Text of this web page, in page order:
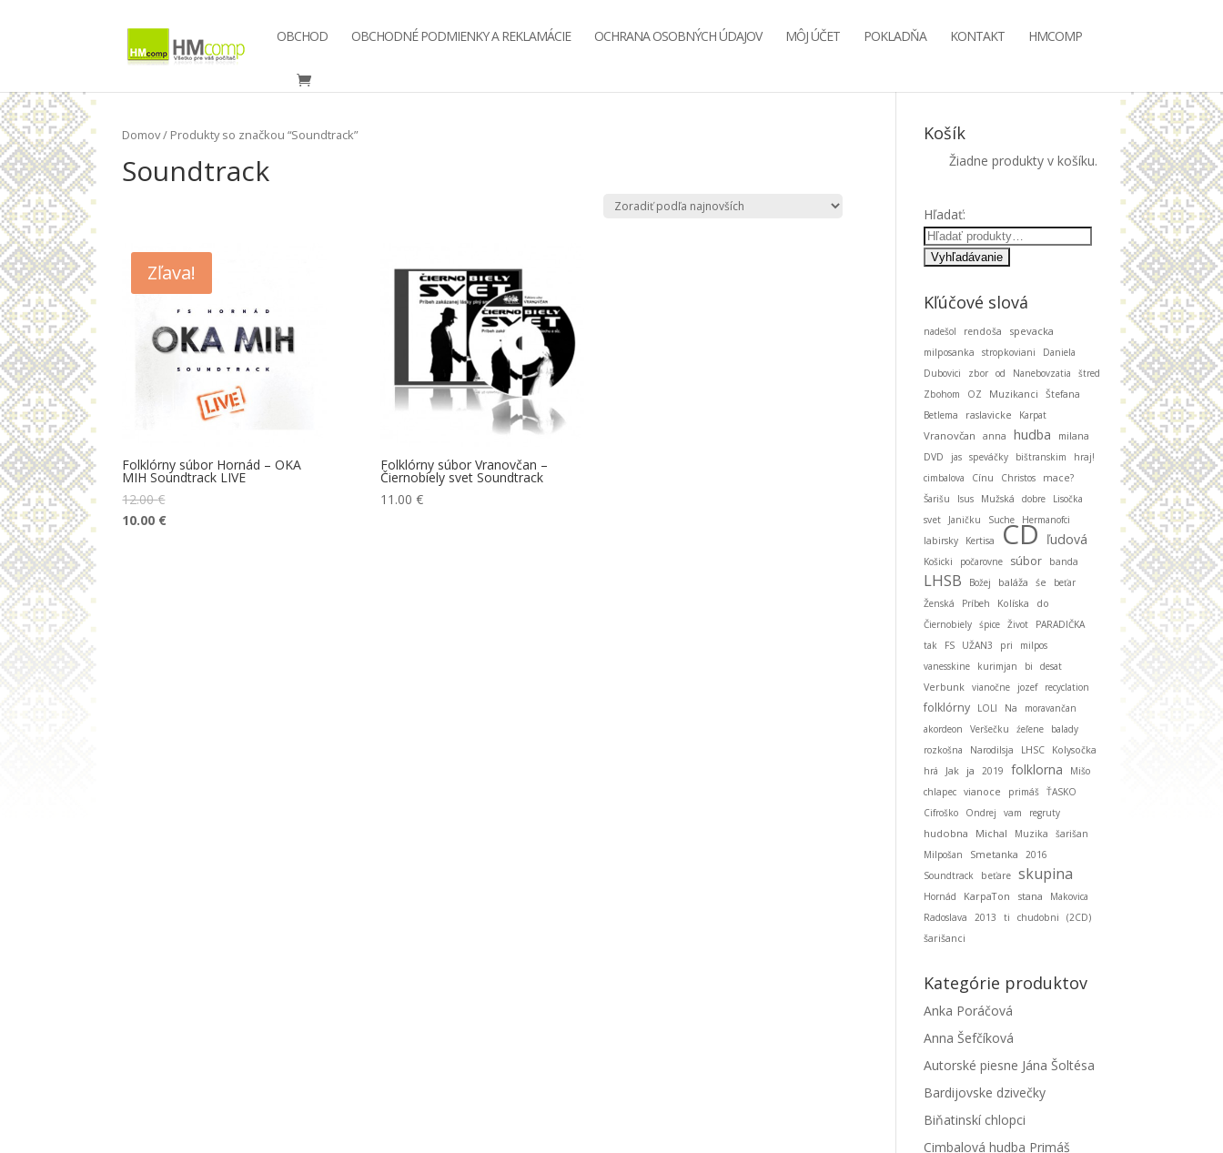
OBCHOD OBCHODNÉ PODMIENKY A REKLAMÁCIE OCHRANA OSOBNÝCH ÚDAJOV MÔJ ÚČET POKLADŇA KONTAKT HMCOMP
Domov/ Produkty so značkou “Soundtrack”
Soundtrack
Zľava!
Folklórny súbor Hornád – OKA
MIH Soundtrack LIVE
12.00€
10.00 €
Folklórny súbor Vranovčan –
Čiernobiely svet Soundtrack
11.00 €
Košík
Žiadne produkty v košíku.
Hľadať:
Kľúčové slová
nadešol rendoša spevacka
milposanka stropkoviani
Daniela
Dubovici
zbor od Nanebovzatia
štred
Zbohom
OZ Muzikanci
Štefana
Betlema
raslavicke Karpat
Vranovčan anna hudba
milana
DVD
jas speváčky bištranskim
hraj!
cimbalova
Cínu Christos
mace?
Šarišu
Isus Mužská dobre
Lisočka
svet
Janičku Suche
Hermanofci
labirsky
Kertisa CD ľudová
Košicki počarovne súbor banda
LHSB Božej baláža śe
beťar
Ženská
Príbeh Kolíska
do
Čiernobiely śpice Život
PARADIČKA
tak
FS UŽAN3 pri
milpos
vanesskine
kurimjan bi
desat
Verbunk vianočne jozef recyclation
folklórny LOLI Na
moravančan
akordeon
Veršečku źeľene
balady
rozkošna
Narodilsja LHSC
Kolysočka
hrá
Jak ja 2019 folklorna
Mišo
chlapec vianoce primáš ŤASKO
Cifroško
Ondrej vam regruty
hudobna Michal Muzika
šarišan
Milpošan
Smetanka
2016
Soundtrack
beťare skupina
Hornád KarpaTon stana
Makovica
Radoslava
2013 ti chudobni
(2CD)
šarišanci
Kategórie produktov
Anka Poráčová
Anna Šefčíková
Autorské piesne Jána Šoltésa
Bardijovske dzivečky
Biňatinskí chlopci
Cimbalová hudba Primáš